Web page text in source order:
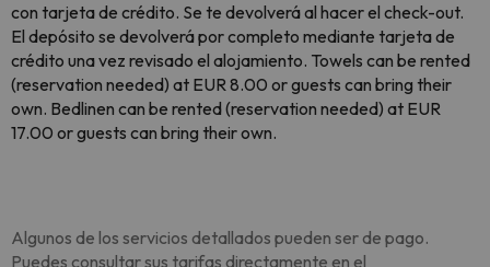
con tarjeta de crédito. Se te devolverá al hacer el check-out.
El depósito se devolverá por completo mediante tarjeta de
crédito una vez revisado el alojamiento. Towels can be rented
(reservation needed) at EUR 8.00 or guests can bring their
own. Bedlinen can be rented (reservation needed) at EUR
17.00 or guests can bring their own.
Algunos de los servicios detallados pueden ser de pago.
Puedes consultar sus tarifas directamente en el